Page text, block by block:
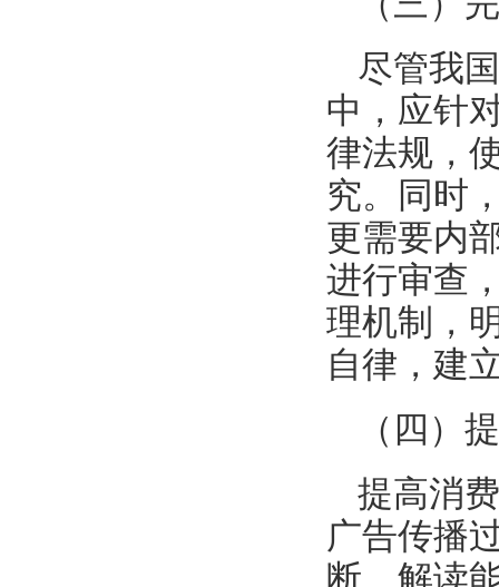
尽管我
中，应针
律法规，
究。同时
更需要内
进行审查
理机制，
自律，建
（四）
提高消
广告传播
断、解读